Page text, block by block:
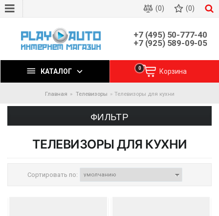
(0) (0)
+7 (495) 50-777-40
+7 (925) 589-09-05
КАТАЛОГ Корзина
0
Главная Телевизоры Телевизоры для кухни
ФИЛЬТР
ТЕЛЕВИЗОРЫ ДЛЯ КУХНИ
Сортировать по: